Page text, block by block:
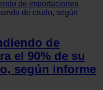
de
el 90% de su
según informe